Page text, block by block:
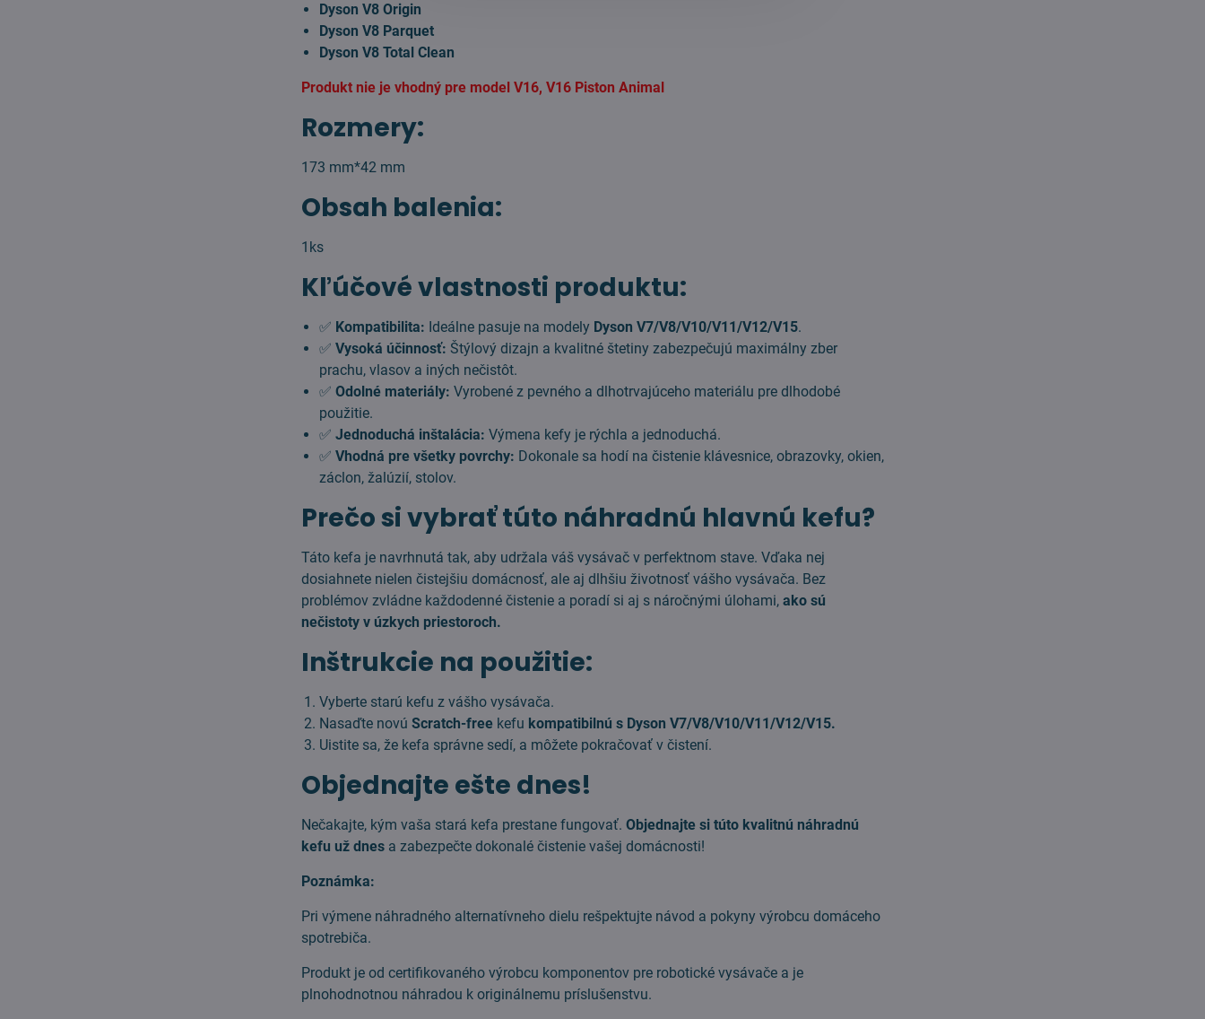
Dyson V8 Origin
Dyson V8 Parquet
Dyson V8 Total Clean
Produkt nie je vhodný pre model V16, V16 Piston Animal
Rozmery:
173 mm*42 mm
Obsah balenia:
1ks
Kľúčové vlastnosti produktu:
✅ Kompatibilita: Ideálne pasuje na modely Dyson V7/V8/V10/V11/V12/V15.
✅Vysoká účinnosť: Štýlový dizajn a kvalitné štetiny zabezpečujú maximálny zber
prachu, vlasov a iných nečistôt.
✅Odolné materiály: Vyrobené z pevného a dlhotrvajúceho materiálu pre dlhodobé
použitie.
✅Jednoduchá inštalácia: Výmena kefy je rýchla a jednoduchá.
✅Vhodná pre všetky povrchy: Dokonale sa hodí na čistenie klávesnice, obrazovky, okien,
záclon, žalúzií, stolov.
Prečo si vybrať túto náhradnú hlavnú kefu?
Táto kefa je navrhnutá tak, aby udržala váš vysávač v perfektnom stave. Vďaka nej
dosiahnete nielen čistejšiu domácnosť, ale aj dlhšiu životnosť vášho vysávača. Bez
problémov zvládne každodenné čistenie a poradí si aj s náročnými úlohami,ako sú
nečistoty v úzkych priestoroch.
Inštrukcie na použitie:
Vyberte starú kefu z vášho vysávača.
Nasaďte novúScratch-free kefu kompatibilnú s Dyson V7/V8/V10/V11/V12/V15.
Uistite sa, že kefa správne sedí, a môžete pokračovať v čistení.
Objednajte ešte dnes!
Nečakajte, kým vaša stará kefa prestane fungovať.Objednajte si túto kvalitnú náhradnú
kefu už dnes a zabezpečte dokonalé čistenie vašej domácnosti!
Poznámka:
Pri výmene náhradného alternatívneho dielu rešpektujte návod a pokyny výrobcu domáceho
spotrebiča.
Produkt je od certifikovaného výrobcu komponentov pre robotické vysávače a je
plnohodnotnou náhradou k originálnemu príslušenstvu.